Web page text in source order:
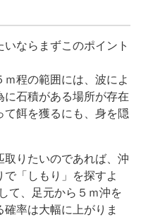
ならまずこのポイント
程の範囲には、波によ
に石積がある場所が存在
て餌を獲るにも、身を隠
取りたいのであれば、沖
「しもり」を探すよ
て、足元から５ｍ沖を
確率は大幅に上がりま